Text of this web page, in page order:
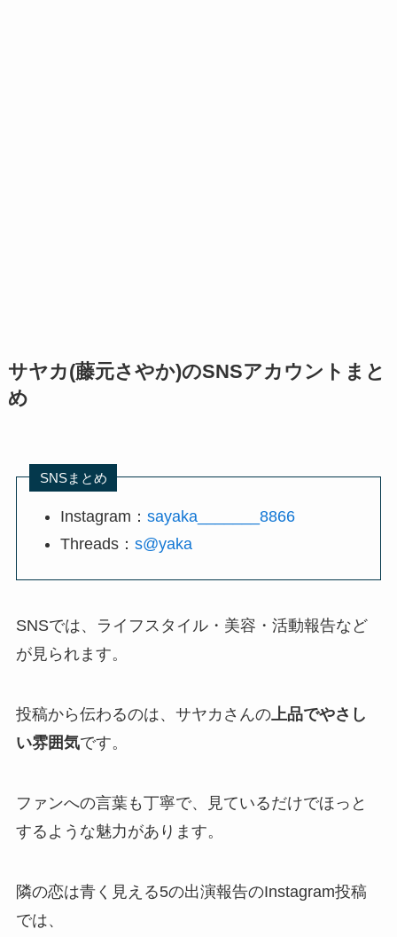
サヤカ(藤元さやか)のSNSアカウントまと
め
SNSまとめ
Instagram：sayaka_______8866
Threads：s@yaka
SNSでは、ライフスタイル・美容・活動報告など
が見られます。
投稿から伝わるのは、サヤカさんの上品でやさし
い雰囲気です。
ファンへの言葉も丁寧で、見ているだけでほっと
するような魅力があります。
隣の恋は青く見える5の出演報告のInstagram投稿
では、